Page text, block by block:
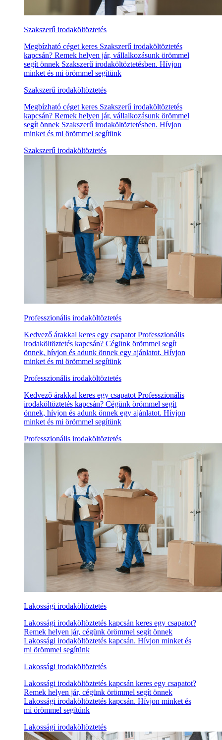
Szakszerű irodaköltöztetés
Megbízható céget keres Szakszerű irodaköltöztetés
kapcsán? Remek helyen jár, vállalkozásunk örömmel
segít önnek Szakszerű irodaköltöztetésben. Hívjon
minket és mi örömmel segítünk
Szakszerű irodaköltöztetés
Megbízható céget keres Szakszerű irodaköltöztetés
kapcsán? Remek helyen jár, vállalkozásunk örömmel
segít önnek Szakszerű irodaköltöztetésben. Hívjon
minket és mi örömmel segítünk
Szakszerű irodaköltöztetés
Professzionális irodaköltöztetés
Kedvező árakkal keres egy csapatot Professzionális
irodaköltöztetés kapcsán? Cégünk örömmel segít
önnek, hívjon és adunk önnek egy ajánlatot. Hívjon
minket és mi örömmel segítünk
Professzionális irodaköltöztetés
Kedvező árakkal keres egy csapatot Professzionális
irodaköltöztetés kapcsán? Cégünk örömmel segít
önnek, hívjon és adunk önnek egy ajánlatot. Hívjon
minket és mi örömmel segítünk
Professzionális irodaköltöztetés
Lakossági irodaköltöztetés
Lakossági irodaköltöztetés kapcsán keres egy csapatot?
Remek helyen jár, cégünk örömmel segít önnek
Lakossági irodaköltöztetés kapcsán. Hívjon minket és
mi örömmel segítünk
Lakossági irodaköltöztetés
Lakossági irodaköltöztetés kapcsán keres egy csapatot?
Remek helyen jár, cégünk örömmel segít önnek
Lakossági irodaköltöztetés kapcsán. Hívjon minket és
mi örömmel segítünk
Lakossági irodaköltöztetés